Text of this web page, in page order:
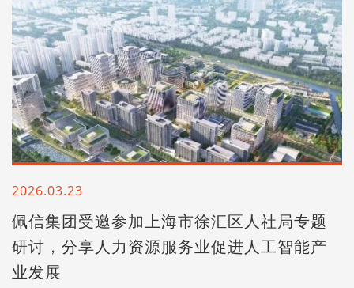
2026.03.23
佩信集团受邀参加上海市徐汇区人社局专题
研讨，分享人力资源服务业促进人工智能产
业发展